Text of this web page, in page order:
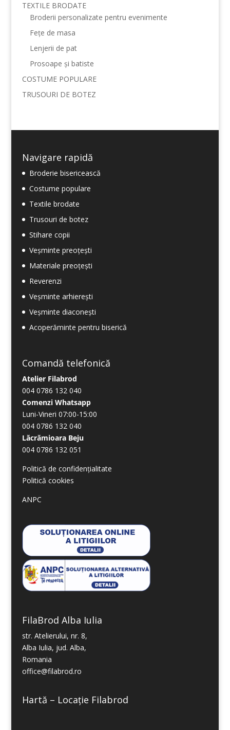
TEXTILE BRODATE
Broderii personalizate pentru evenimente
Fețe de masa
Lenjerii de pat
Prosoape și batiste
COSTUME POPULARE
TRUSOURI DE BOTEZ
Navigare rapidă
Broderie bisericească
Costume populare
Textile brodate
Trusouri de botez
Stihare copii
Veșminte preoțești
Materiale preoțești
Reverenzi
Veșminte arhierești
Veșminte diaconești
Acoperăminte pentru biserică
Comandă telefonică
Atelier Filabrod
004 0786 132 040
Comenzi Whatsapp
Luni-Vineri 07:00-15:00
004 0786 132 040
Lăcrămioara Beju
004 0786 132 051
Politică de confidențialitate
Politică cookies
ANPC
FilaBrod Alba Iulia
str. Atelierului, nr. 8,
Alba Iulia, jud. Alba,
Romania
office@filabrod.ro
Hartă – Locație Filabrod